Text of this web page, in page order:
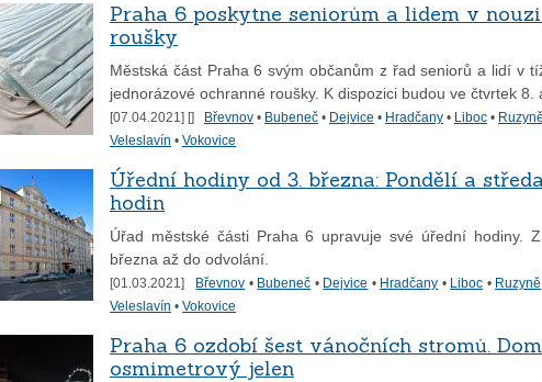
Praha 6 poskytne seniorům a lidem v
roušky
Městská část Praha 6 svým občanům z řad seniorů a lidí v
jednorázové ochranné roušky. K dispozici budou ve čtvrtek 8.
[07.04.2021] [] Břevnov • Bubeneč • Dejvice • Hradčany • Liboc • Ruzyně
Veleslavín • Vokovice
Úřední hodiny od 3. března: Pondělí a
hodin
Úřad městské části Praha 6 upravuje své úřední hodiny.
března až do odvolání.
[01.03.2021] Břevnov • Bubeneč • Dejvice • Hradčany • Liboc • Ruzyně
Veleslavín • Vokovice
Praha 6 ozdobí šest vánočních stromů.
osmimetrový jelen